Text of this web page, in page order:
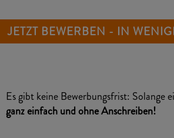
JETZT BEWERBEN - IN
Es gibt keine Bewerbungsfrist: Solange
ganz einfach und ohne Anschreiben!